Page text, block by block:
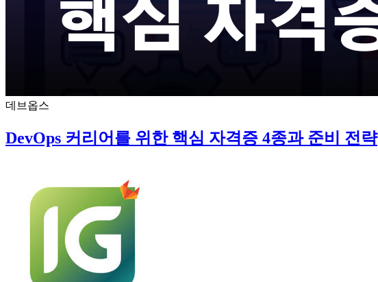
데브옵스
DevOps 커리어를 위한 핵심 자격증 4종과 준비 전략